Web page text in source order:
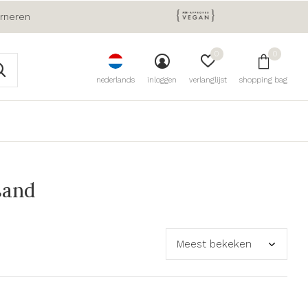
nederlands inloggen verlanglijst
0
shopping bag
0